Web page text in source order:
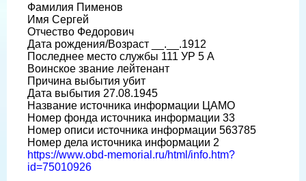
Фамилия Пименов
Имя Сергей
Отчество Федорович
Дата рождения/Возраст __.__.1912
Последнее место службы 111 УР 5 А
Воинское звание лейтенант
Причина выбытия убит
Дата выбытия 27.08.1945
Название источника информации ЦАМО
Номер фонда источника информации 33
Номер описи источника информации 563785
Номер дела источника информации 2
https://www.obd-memorial.ru/html/info.htm?
id=75010926